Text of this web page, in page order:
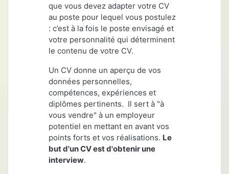
que vous devez adapter votre CV
au poste pour lequel vous postulez
: c’est à la fois le poste envisagé et
votre personnalité qui déterminent
le contenu de votre CV.
Un CV donne un aperçu de vos
données personnelles,
compétences, expériences et
diplômes pertinents. Il sert à "à
vous vendre" à un employeur
potentiel en mettant en avant vos
points forts et vos réalisations. Le
but d'un CV est d'obtenir une
interview.